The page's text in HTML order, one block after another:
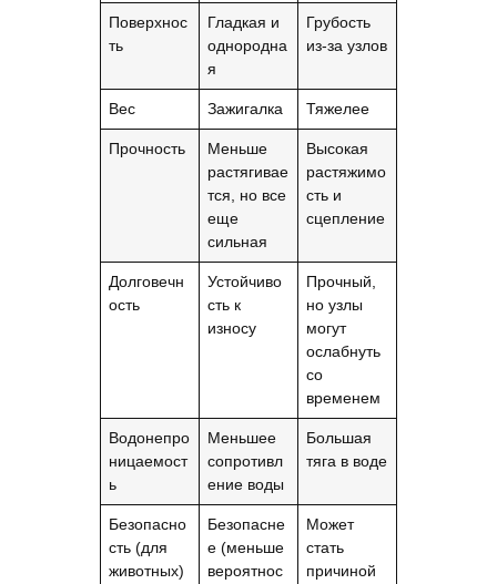
Поверхнос
ть
Гладкая и
однородна
я
Грубость
из-за узлов
Вес Зажигалка Тяжелее
Прочность
Меньше
растягивае
тся, но все
еще
сильная
Высокая
растяжимо
сть и
сцепление
Долговечн
ость
Устойчиво
сть к
износу
Прочный,
но узлы
могут
ослабнуть
со
временем
Водонепро
ницаемост
ь
Меньшее
сопротивл
ение воды
Большая
тяга в воде
Безопасно
сть (для
животных)
Безопасне
е (меньше
вероятнос
Может
стать
причиной